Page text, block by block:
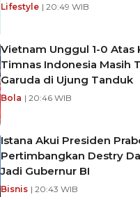
Lifestyle | 20:49 WIB
Vietnam Unggul 1-0 Atas
Timnas Indonesia Masih
Garuda di Ujung Tanduk
Bola | 20:46 WIB
Istana Akui Presiden
Pertimbangkan Destry
Jadi Gubernur BI
Bisnis | 20:43 WIB